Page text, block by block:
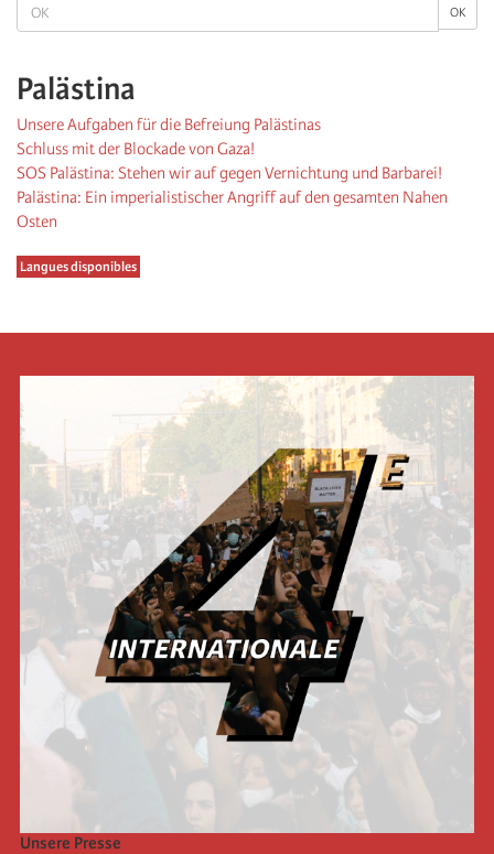
OK OK
Palästina
Unsere Aufgaben für die Befreiung Palästinas
Schluss mit der Blockade von Gaza!
SOS Palästina: Stehen wir auf gegen Vernichtung und Barbarei!
Palästina: Ein imperialistischer Angriff auf den gesamten Nahen
Osten
Langues disponibles
Unsere Presse